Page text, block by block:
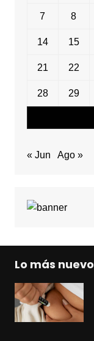
7 8
14 15
21 22
28 29
« Jun Ago »
Lo más nuevo